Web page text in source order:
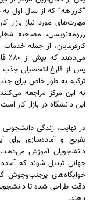
“کارراهه” که از سال اول
مهارت‌های مورد نیاز بازار
رزومه‌نویسی، مصاحبه
کارفرمایان، از جمله
پس از فارغ‌التحصیلی جذب
ترکیه به طور خاص برای
به این مرکز مراجعه
این دانشگاه در بازار کار
در نهایت، زندگی
تفریح و آماده‌سازی برای
دانشجویان آموزش
جهانی تبدیل شوند که
خوابگاه‌های پرجنب‌وجوش
دقت طراحی شده تا
دهند.